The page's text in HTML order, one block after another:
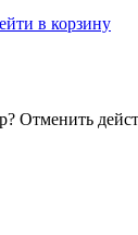
в корзину
Отменить